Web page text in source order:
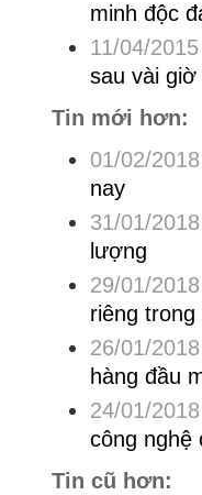
minh độc
11/04/
sau vài
Tin mới hơn:
01/02/
nay
31/01/
lượng
29/01/
riêng
26/01/
hàng đầu
24/01/
công nghệ
Tin cũ hơn: